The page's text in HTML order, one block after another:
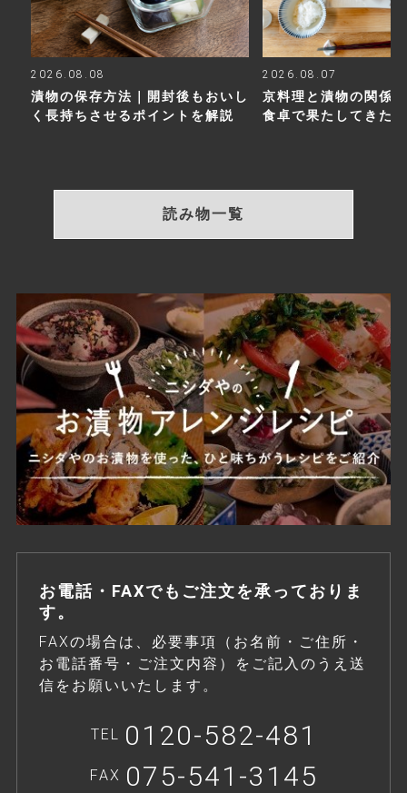
2026.08.08
漬物の保存方法｜開封後もおいし
く長持ちさせるポイントを解説
2026.08.07
京料理と漬物の関係
食卓で果たしてきた
読み物一覧
お電話・FAXでもご注文を承っておりま
す。
FAXの場合は、必要事項（お名前・ご住所・
お電話番号・ご注文内容）をご記入のうえ送
信をお願いいたします。
TEL 0120-582-481
FAX 075-541-3145